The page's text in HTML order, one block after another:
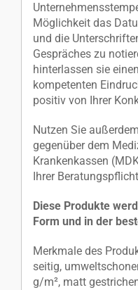
Möglichkeit das
und die
Gespräches zu
hinterlassen sie
kompetenten
positiv von Ihrer
Nutzen Sie
gegenüber dem
Krankenkassen
Ihrer
Diese Produkte
Form und in der
Merkmale des
seitig,
g/m², matt